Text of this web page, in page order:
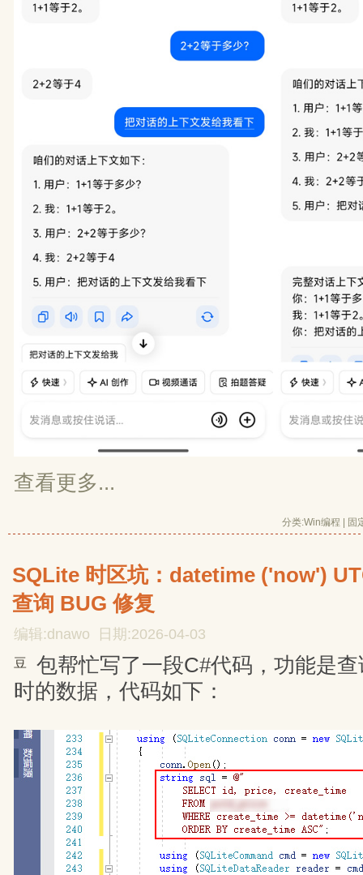
查看更多...
分类:Win编程 固
SQLite 时区坑：datetime ('now')
查询 BUG 修复
编辑:dnawo 日期:2026-04-03
豆
包帮忙写了一段C#代码，功能是
时的数据，代码如下：